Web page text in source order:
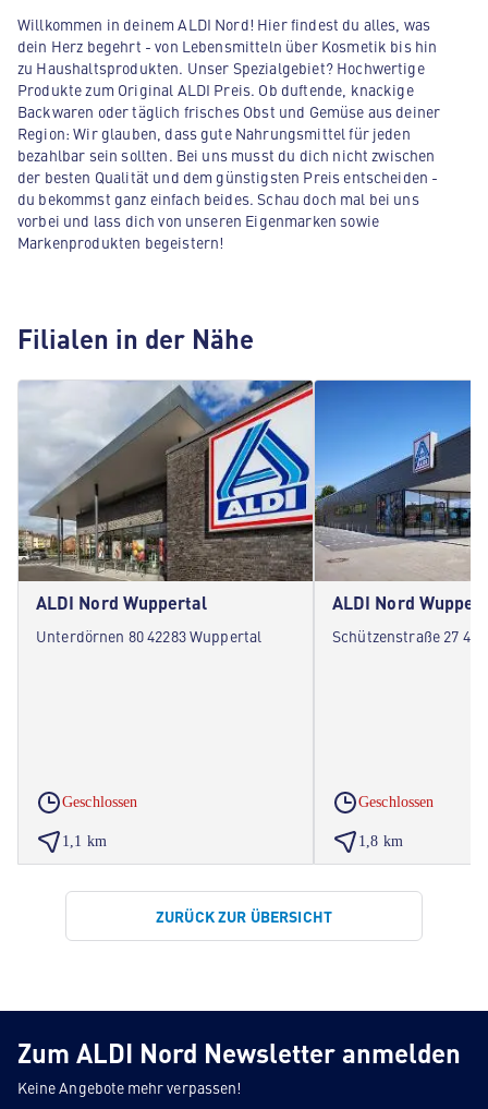
Willkommen in deinem ALDI Nord! Hier findest du alles, was
dein Herz begehrt - von Lebensmitteln über Kosmetik bis hin
zu Haushaltsprodukten. Unser Spezialgebiet? Hochwertige
Produkte zum Original ALDI Preis. Ob duftende, knackige
Backwaren oder täglich frisches Obst und Gemüse aus deiner
Region: Wir glauben, dass gute Nahrungsmittel für jeden
bezahlbar sein sollten. Bei uns musst du dich nicht zwischen
der besten Qualität und dem günstigsten Preis entscheiden -
du bekommst ganz einfach beides. Schau doch mal bei uns
vorbei und lass dich von unseren Eigenmarken sowie
Markenprodukten begeistern!
Filialen in der Nähe
ALDI Nord Wuppertal
Unterdörnen 80 42283 Wuppertal
Geschlossen
1,1 km
ALDI Nord
Schützenstraße 27
Geschlossen
1,8 km
ZURÜCK ZUR ÜBERSICHT
Zum ALDI Nord Newsletter anmelden
Keine Angebote mehr verpassen!